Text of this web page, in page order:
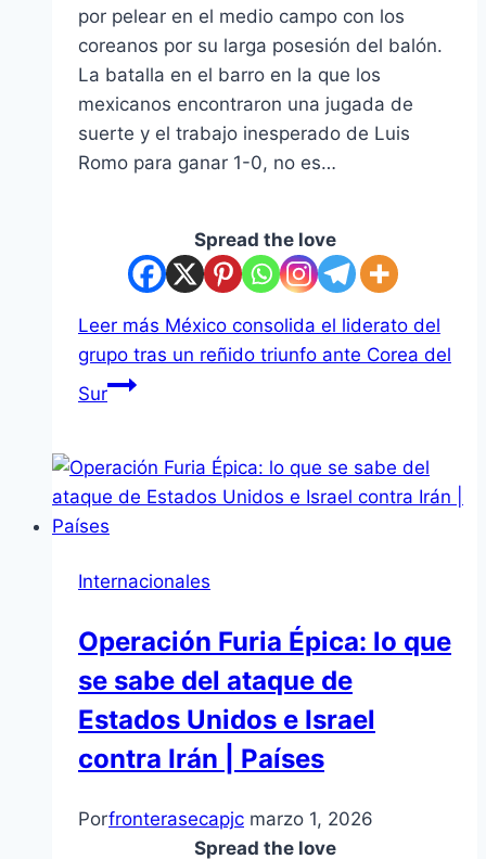
por pelear en el medio campo con los
coreanos por su larga posesión del balón.
La batalla en el barro en la que los
mexicanos encontraron una jugada de
suerte y el trabajo inesperado de Luis
Romo para ganar 1-0, no es…
Spread the love
Leer más México consolida el liderato del
grupo tras un reñido triunfo ante Corea del
Sur
Internacionales
Operación Furia Épica: lo que
se sabe del ataque de
Estados Unidos e Israel
contra Irán | Países
Porfronterasecapjc marzo 1, 2026
Spread the love